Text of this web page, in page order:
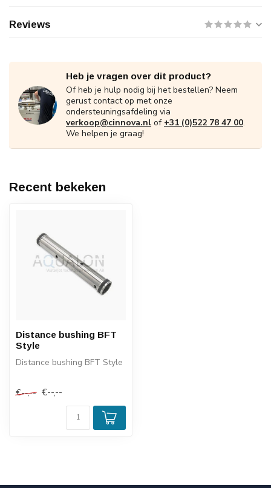
Reviews
Heb je vragen over dit product?
Of heb je hulp nodig bij het bestellen? Neem
gerust contact op met onze
ondersteuningsafdeling via
verkoop@cinnova.nl of +31 (0)522 78 47 00.
We helpen je graag!
Recent bekeken
Distance bushing BFT
Style
Distance bushing BFT Style
€--,-- €--,--